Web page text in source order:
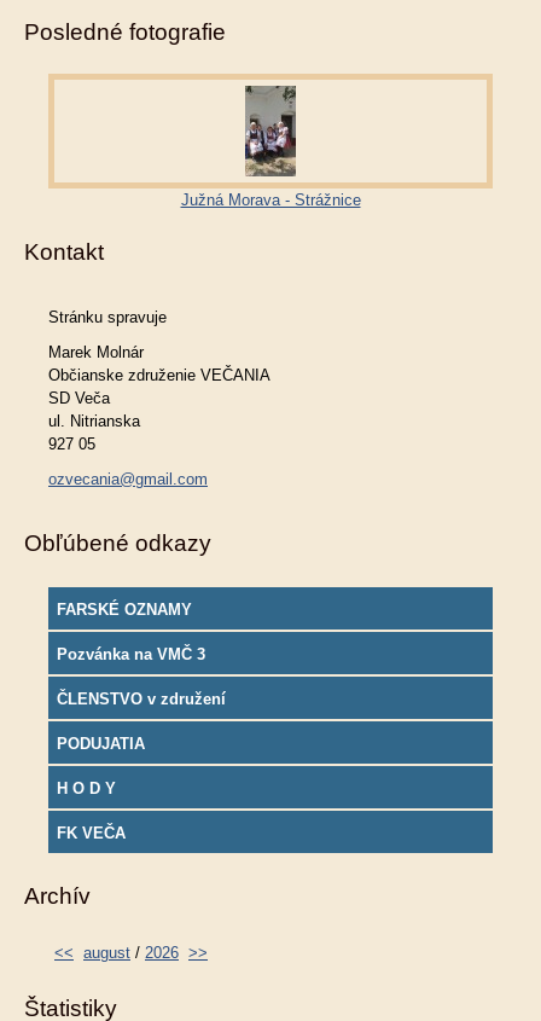
Posledné fotografie
Južná Morava - Strážnice
Kontakt
Stránku spravuje
Marek Molnár
Občianske združenie VEČANIA
SD Veča
ul. Nitrianska
927 05
ozvecania@gmail.com
Obľúbené odkazy
FARSKÉ OZNAMY
Pozvánka na VMČ 3
ČLENSTVO v združení
PODUJATIA
H O D Y
FK VEČA
Archív
<< august / 2026 >>
Štatistiky